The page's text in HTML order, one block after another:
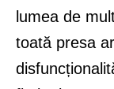
lumea de
toată presa